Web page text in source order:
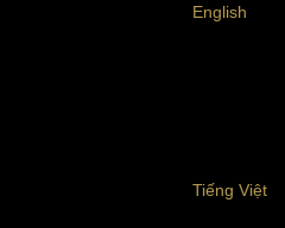
English
Tiếng Việt